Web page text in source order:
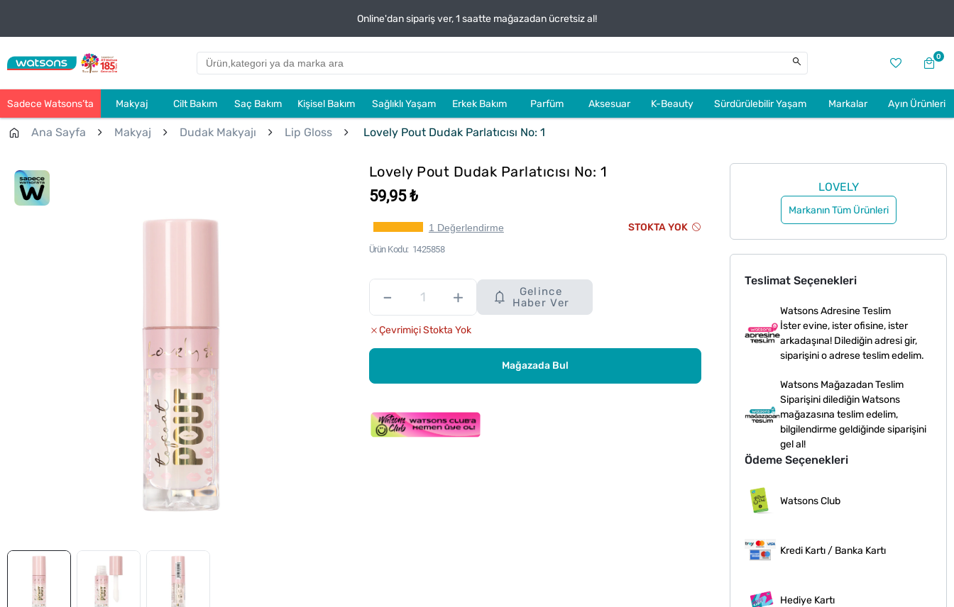
Online'dan sipariş ver, 1 saatte mağazadan ücretsiz al!
0
Sadece Watsons’ta Makyaj Cilt Bakım Saç Bakım Kişisel Bakım Sağlıklı Yaşam Erkek Bakım Parfüm Aksesuar K-Beauty Sürdürülebilir Yaşam Markalar Ayın Ürünleri
Ana Sayfa Makyaj Dudak Makyajı Lip Gloss Lovely Pout Dudak Parlatıcısı No: 1
Lovely Pout Dudak Parlatıcısı No: 1
59,95 ₺
1 Değerlendirme STOKTA YOK
Ürün Kodu 1425858
– +
Gelince
Haber Ver
Çevrimiçi Stokta Yok
Mağazada Bul
LOVELY
Markanın Tüm Ürünleri
Teslimat Seçenekleri
Watsons Adresine Teslim
İster evine, ister ofisine, ister
arkadaşına! Dilediğin adresi gir,
siparişini o adrese teslim edelim.
Watsons Mağazadan Teslim
Siparişini dilediğin Watsons
mağazasına teslim edelim,
bilgilendirme geldiğinde siparişini
gel al!
Ödeme Seçenekleri
Watsons Club
Kredi Kartı / Banka Kartı
Hediye Kartı